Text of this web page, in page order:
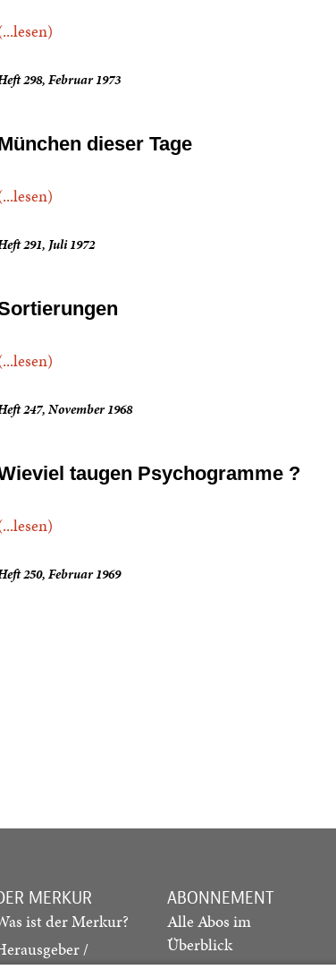
298, Februar 1973
dieser Tage
291, Juli 1972
247, November 1968
taugen Psychogramme ?
250, Februar 1969
MERKUR
ist der Merkur?
/
ABONNEMENT
Alle Abos im
Überblick
Print-Abo